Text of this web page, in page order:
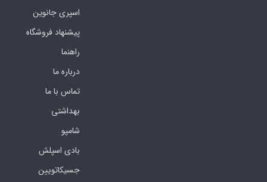
اسپری جانوین
پیشنهاد فروشگاه
راهنما
درباره ما
تماس با ما
بهداشتی
شامپو
بادی اسپلش
جسیکاتویین